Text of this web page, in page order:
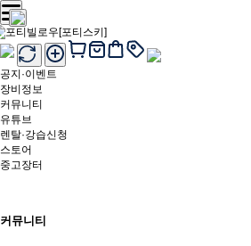
공지·이벤트
장비정보
커뮤니티
유튜브
렌탈·강습신청
스토어
중고장터
커뮤니티